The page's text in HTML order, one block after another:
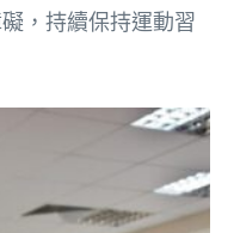
，持續保持運動習